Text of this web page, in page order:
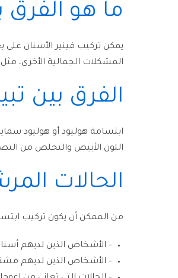
ما هو الفرق
يمكن تركيب فينير الأسنان
المشكلات الجمالية الأخرى،
الفرق بين
ابتسامة هوليود أو هوليود
اللون الأبيض والتخلص من
الحالات
من الممكن أن يكون تركيب
– الأشخاص الذين لديهم
– الأشخاص الذين لديهم